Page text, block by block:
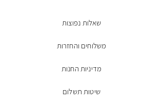
שאלות נפוצות
משלוחים והחזרות
מדיניות החנות
שיטות תשלום